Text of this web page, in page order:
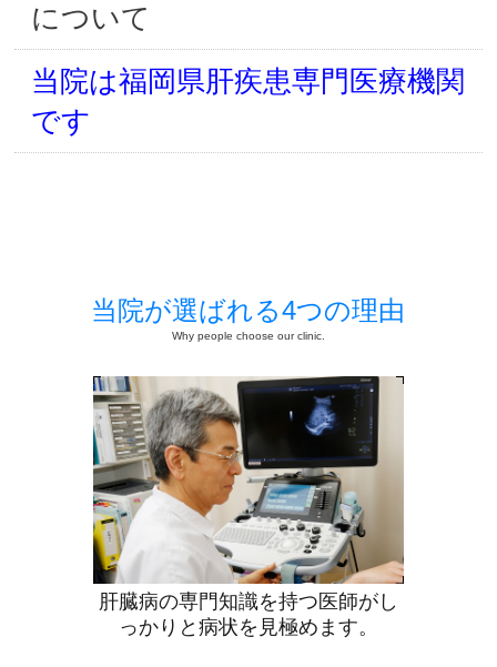
について
当院は福岡県肝疾患専門医療機関
です
当院が選ばれる4つの理由
Why people choose our clinic.
肝臓病の専門知識を持つ医師がし
っかりと病状を見極めます。